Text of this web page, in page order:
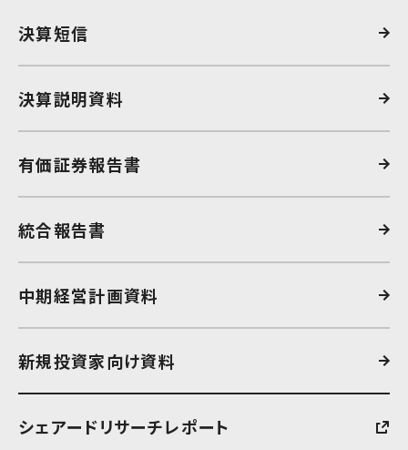
決算短信
決算説明資料
有価証券報告書
統合報告書
中期経営計画資料
新規投資家向け資料
シェアードリサーチレポート